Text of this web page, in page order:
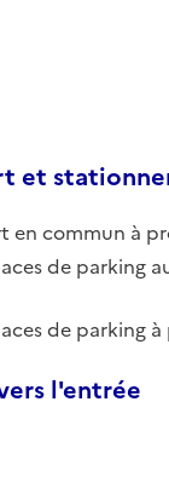
et
en commun à
de parking
de parking
l'entrée